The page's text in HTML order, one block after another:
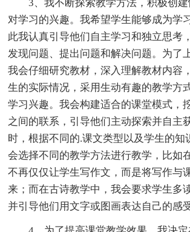
3、我不断探索教学方法，积极创建
对学习的兴趣。我希望学生能够成为学
此我认真引导他们自主学习和独立思考
发现问题、提出问题和解决问题。为了
我会仔细研究教材，深入理解教材内容
生的实际情况，采用生动有趣的教学方
学习兴趣。我会构建适合的课堂模式，
之间的联系，引导他们主动探索并自主
时，根据不同的.课文类型以及学生的知
会选择不同的教学方法进行教学，比如
不再仅仅让学生写作文，而是将写作与
来；而在古诗教学中，我会要求学生多
并引导他们用文字或图画表达自己的感受